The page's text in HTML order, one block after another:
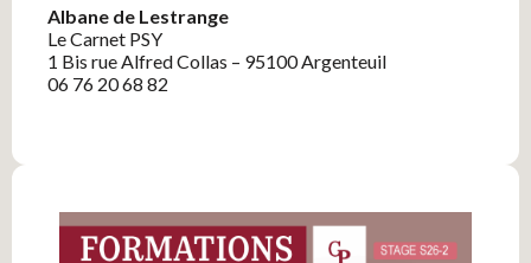
Albane de Lestrange
Le Carnet PSY
1 Bis rue Alfred Collas – 95100 Argenteuil
06 76 20 68 82